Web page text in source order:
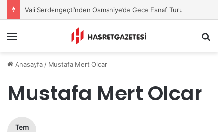
Avni Güvel, YENİ Parti Osmaniye İl Başkanı Oldu
Anasayfa / Mustafa Mert Olcar
Mustafa Mert Olcar
Tem